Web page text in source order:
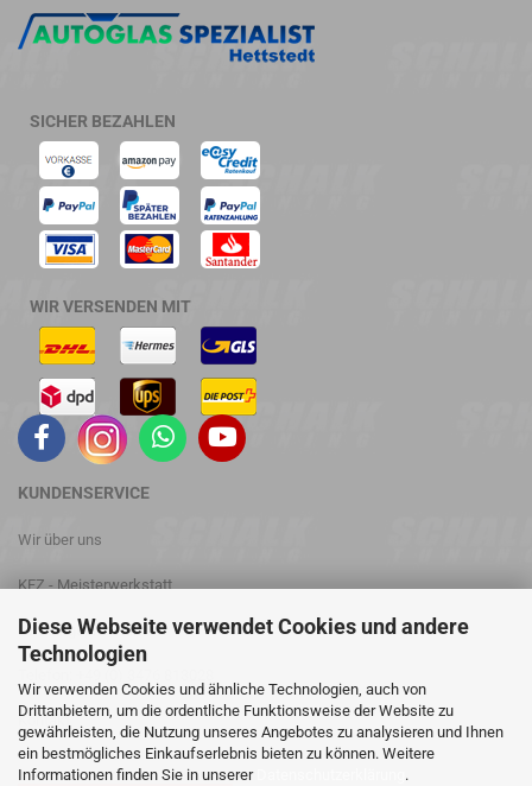
Diese Webseite verwendet Cookies und andere
Technologien
Wir verwenden Cookies und ähnliche Technologien, auch von
Drittanbietern, um die ordentliche Funktionsweise der Website zu
gewährleisten, die Nutzung unseres Angebotes zu analysieren und Ihnen
ein bestmögliches Einkaufserlebnis bieten zu können. Weitere
Informationen finden Sie in unserer
.
SICHER BEZAHLEN
WIR VERSENDEN MIT
KUNDENSERVICE
Wir über uns
KFZ - Meisterwerkstatt
Leistungsprüfstand
Kontakt